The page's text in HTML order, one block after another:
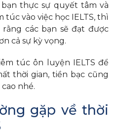
thực sự quyết tâm và
vào việc học IELTS, thì
rằng các bạn sẽ đạt được
cả sự kỳ vọng.
túc ôn luyện IELTS để
thời gian, tiền bạc cũng
nhé.
gặp về thời